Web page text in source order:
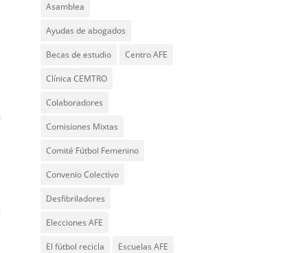
Asamblea
Ayudas de abogados
Becas de estudio Centro AFE
Clínica CEMTRO
Colaboradores
Comisiones Mixtas
Comité Fútbol Femenino
Convenio Colectivo
Desfibriladores
Elecciones AFE
El fútbol recicla Escuelas AFE